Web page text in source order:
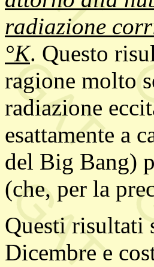
radiazione
°K. Questo
ragione molto
radiazione
esattamente a
del Big Bang)
(che, per la
Questi risultati
Dicembre e